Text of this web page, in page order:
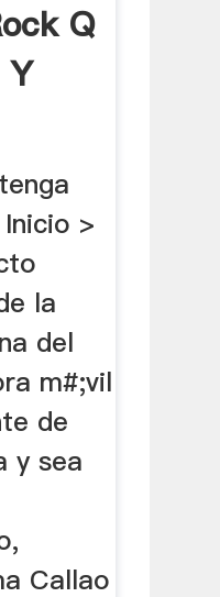
Q
Y
>
la
del
m#;vil
de
y sea
Callao